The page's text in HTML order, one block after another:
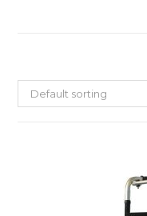
Default sorting